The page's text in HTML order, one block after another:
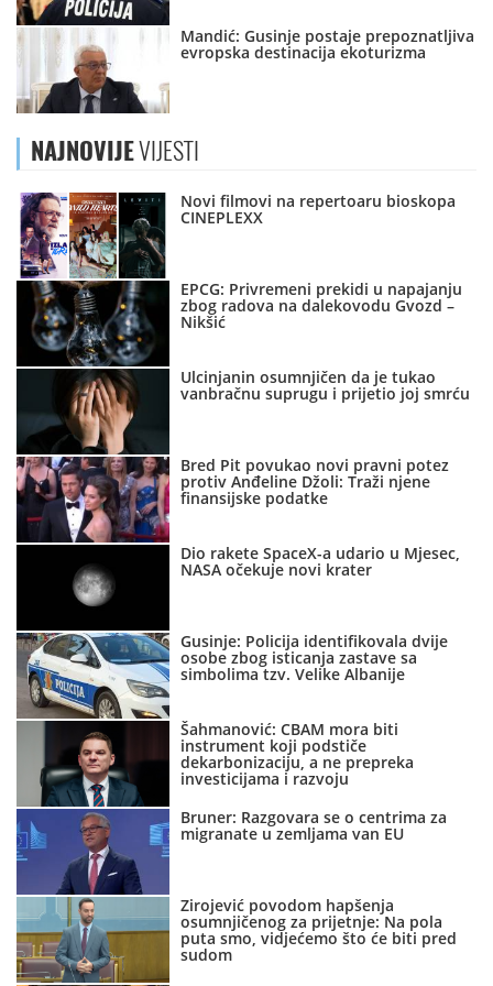
Mandić: Gusinje postaje prepoznatljiva
evropska destinacija ekoturizma
NAJNOVIJEVIJESTI
Novi filmovi na repertoaru bioskopa
CINEPLEXX
EPCG: Privremeni prekidi u napajanju
zbog radova na dalekovodu Gvozd –
Nikšić
Ulcinjanin osumnjičen da je tukao
vanbračnu suprugu i prijetio joj smrću
Bred Pit povukao novi pravni potez
protiv Anđeline Džoli: Traži njene
finansijske podatke
Dio rakete SpaceX-a udario u Mjesec,
NASA očekuje novi krater
Gusinje: Policija identifikovala dvije
osobe zbog isticanja zastave sa
simbolima tzv. Velike Albanije
Šahmanović: CBAM mora biti
instrument koji podstiče
dekarbonizaciju, a ne prepreka
investicijama i razvoju
Bruner: Razgovara se o centrima za
migranate u zemljama van EU
Zirojević povodom hapšenja
osumnjičenog za prijetnje: Na pola
puta smo, vidjećemo što će biti pred
sudom